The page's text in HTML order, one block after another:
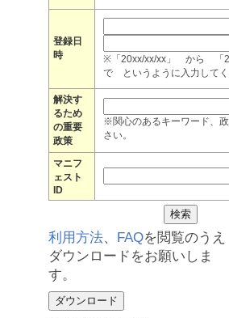
登録日
時
※「20xx/xx/xx」 から 「
で というように入力してく
解決す
るため
の重要
政策
※関心のあるキーワード、
さい。
マニフ
ェスト
ID
利用方法、 FAQを閲覧のうえ
ダウンロードをお願いしま
す。